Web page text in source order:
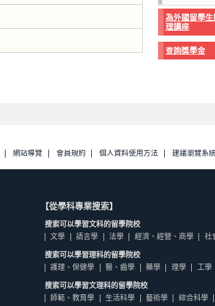
為外國留學
理講座
查詢獎學金
網站導覽 會員規約 個人資料使用方法 建議瀏覽系
【從學科專業搜索】
搜索可以學習文科的留學院校
文學
語言學 法學 經濟、經營、商學 社
搜索可以學習理科的留學院校
護理、保健學
醫、齒學 藥學 理學 工學
搜索可以學習文理科的留學院校
師範、教育學
生活科學 藝術學 綜合科學